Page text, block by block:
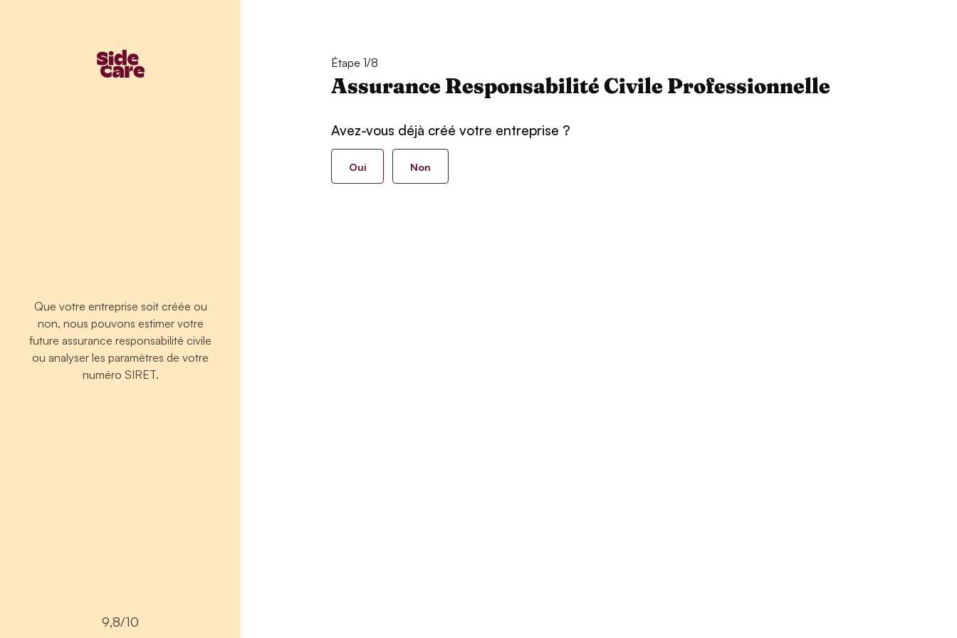
Que votre entreprise soit créée ou
non, nous pouvons estimer votre
future assurance responsabilité civile
ou analyser les paramètres de votre
numéro SIRET.
9,8/10
Étape 1/8
Assurance Responsabilité Civile Professionnelle
Avez-vous déjà créé votre entreprise ?
Oui Non